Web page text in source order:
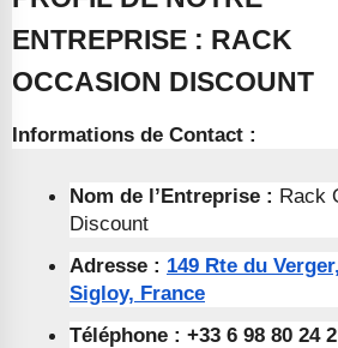
ENTREPRISE : RACK
OCCASION DISCOUNT
Informations de Contact :
Nom de l’Entreprise : Rack
Discount
Adresse : 149 Rte du
Sigloy, France
Téléphone : +33 6 98 80 24